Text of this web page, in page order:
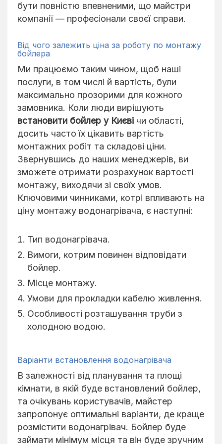
бути повністю впевненими, що майстри
компанії — професіонали своєї справи.
Від чого залежить ціна за роботу по монтажу
бойлера
Ми працюємо таким чином, щоб наші
послуги, в том числі й вартість, були
максимально прозорими для кожного
замовника. Коли люди вирішують
встановити бойлер у Києві чи області,
досить часто їх цікавить вартість
монтажних робіт та складові ціни.
Звернувшись до наших менеджерів, ви
зможете отримати розрахунок вартості
монтажу, виходячи зі своїх умов.
Ключовими чинниками, котрі впливають на
ціну монтажу водонагрівача, є наступні:
Тип водонагрівача.
Вимоги, котрим повинен відповідати
бойлер.
Місце монтажу.
Умови для прокладки кабелю живлення.
Особливості розташування труби з
холодною водою.
Варіанти встановлення водонагрівача
В залежності від планування та площі
кімнати, в якій буде встановлений бойлер,
та очікувань користувачів, майстер
запропонує оптимальні варіанти, де краще
розмістити водонагрівач. Бойлер буде
займати мінімум місця та він буде зручним